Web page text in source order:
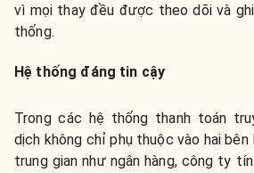
vì mọi thay đều được theo dõi và
thống.
Hệ thống đáng tin cậy
Trong các hệ thống thanh toán
dịch không chỉ phụ thuộc vào hai bên
trung gian như ngân hàng, công ty